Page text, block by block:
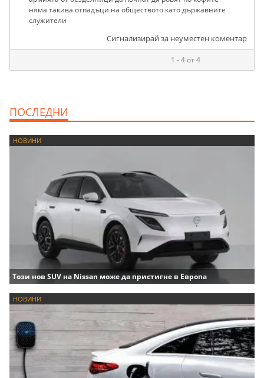
няма такива отпадъци на обществото като държавните
служители
Сигнализирай за неуместен коментар
1 - 4 от 4
ПОСЛЕДНИ
НОВИНИ
Този нов SUV на Nissan може да пристигне в Европа
НОВИНИ